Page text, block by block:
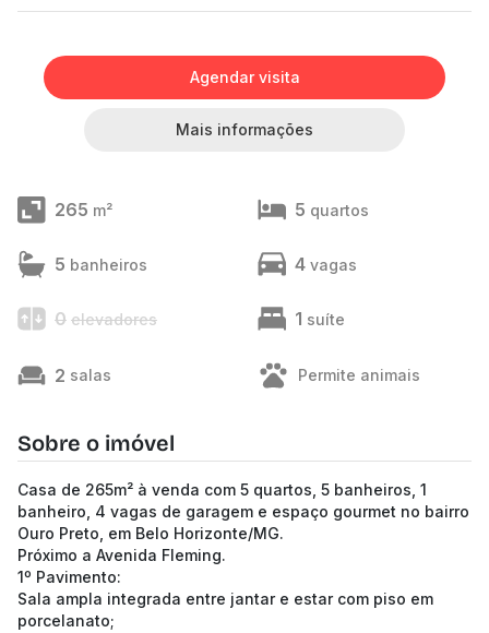
Agendar visita
Mais informações
265 m² 5 quartos
5 banheiros 4 vagas
0 elevadores 1 suíte
2 salas Permite animais
Sobre o imóvel
Casa de 265m² à venda com 5 quartos, 5 banheiros, 1
banheiro, 4 vagas de garagem e espaço gourmet no bairro
Ouro Preto, em Belo Horizonte/MG.
Próximo a Avenida Fleming.
1º Pavimento:
Sala ampla integrada entre jantar e estar com piso em
porcelanato;